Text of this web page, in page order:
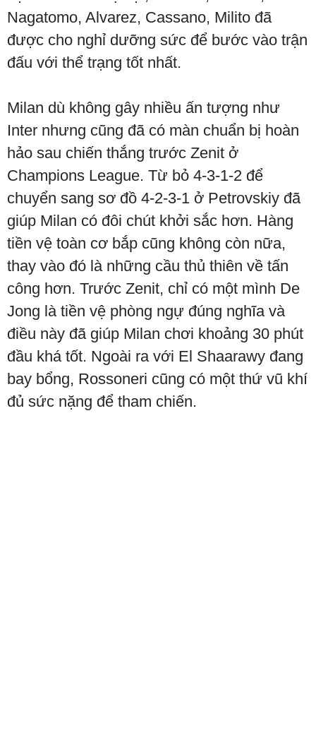
Nagatomo, Alvarez, Cassano, Milito đã
được cho nghỉ dưỡng sức để bước vào trận
đấu với thể trạng tốt nhất.
Milan dù không gây nhiều ấn tượng như
Inter nhưng cũng đã có màn chuẩn bị hoàn
hảo sau chiến thắng trước Zenit ở
Champions League. Từ bỏ 4-3-1-2 để
chuyển sang sơ đồ 4-2-3-1 ở Petrovskiy đã
giúp Milan có đôi chút khởi sắc hơn. Hàng
tiền vệ toàn cơ bắp cũng không còn nữa,
thay vào đó là những cầu thủ thiên về tấn
công hơn. Trước Zenit, chỉ có một mình De
Jong là tiền vệ phòng ngự đúng nghĩa và
điều này đã giúp Milan chơi khoảng 30 phút
đầu khá tốt. Ngoài ra với El Shaarawy đang
bay bổng, Rossoneri cũng có một thứ vũ khí
đủ sức nặng để tham chiến.